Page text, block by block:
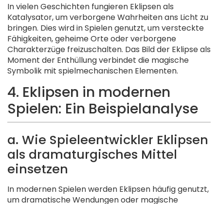
In vielen Geschichten fungieren Eklipsen als
Katalysator, um verborgene Wahrheiten ans Licht zu
bringen. Dies wird in Spielen genutzt, um versteckte
Fähigkeiten, geheime Orte oder verborgene
Charakterzüge freizuschalten. Das Bild der Eklipse als
Moment der Enthüllung verbindet die magische
Symbolik mit spielmechanischen Elementen.
4. Eklipsen in modernen
Spielen: Ein Beispielanalyse
a. Wie Spieleentwickler Eklipsen
als dramaturgisches Mittel
einsetzen
In modernen Spielen werden Eklipsen häufig genutzt,
um dramatische Wendungen oder magische